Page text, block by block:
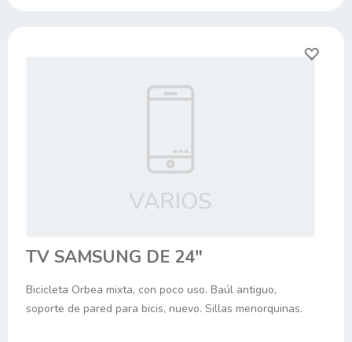
TV SAMSUNG DE 24"
Bicicleta Orbea mixta, con poco uso. Baúl antiguo,
soporte de pared para bicis, nuevo. Sillas menorquinas.